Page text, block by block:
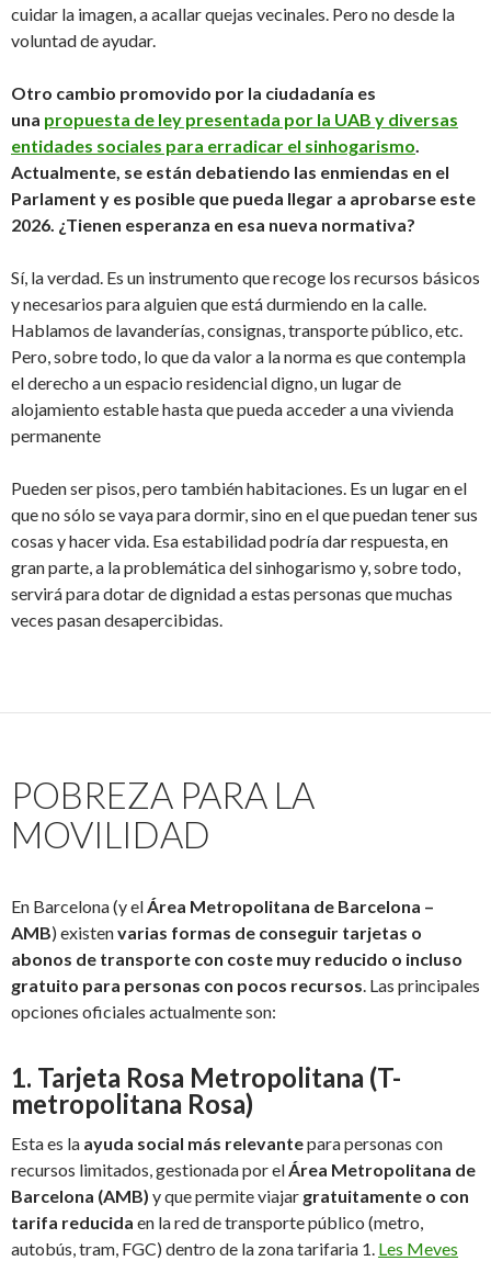
cuidar la imagen, a acallar quejas vecinales. Pero no desde la
voluntad de ayudar.
Otro cambio promovido por la ciudadanía es
una propuesta de ley presentada por la UAB y diversas
entidades sociales para erradicar el sinhogarismo.
Actualmente, se están debatiendo las enmiendas en el
Parlament y es posible que pueda llegar a aprobarse este
2026. ¿Tienen esperanza en esa nueva normativa?
Sí, la verdad. Es un instrumento que recoge los recursos básicos
y necesarios para alguien que está durmiendo en la calle.
Hablamos de lavanderías, consignas, transporte público, etc.
Pero, sobre todo, lo que da valor a la norma es que contempla
el derecho a un espacio residencial digno, un lugar de
alojamiento estable hasta que pueda acceder a una vivienda
permanente
Pueden ser pisos, pero también habitaciones. Es un lugar en el
que no sólo se vaya para dormir, sino en el que puedan tener sus
cosas y hacer vida. Esa estabilidad podría dar respuesta, en
gran parte, a la problemática del sinhogarismo y, sobre todo,
servirá para dotar de dignidad a estas personas que muchas
veces pasan desapercibidas.
POBREZA PARA LA
MOVILIDAD
En Barcelona (y elÁrea Metropolitana de Barcelona –
AMB) existenvarias formas de conseguir tarjetas o
abonos de transporte con coste muy reducido o incluso
gratuito para personas con pocos recursos. Las principales
opciones oficiales actualmente son:
1. Tarjeta Rosa Metropolitana (T-
metropolitana Rosa)
Esta es la ayuda social más relevantepara personas con
recursos limitados, gestionada por elÁrea Metropolitana de
Barcelona (AMB) y que permite viajar gratuitamente o con
tarifa reducida en la red de transporte público (metro,
autobús, tram, FGC) dentro de la zona tarifaria 1. Les Meves